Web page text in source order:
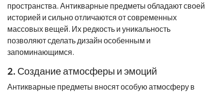
пространства. Антикварные предметы обладают своей
историей и сильно отличаются от современных
массовых вещей. Их редкость и уникальность
позволяют сделать дизайн особенным и
запоминающимся.
2. Создание атмосферы и эмоций
Антикварные предметы вносят особую атмосферу в